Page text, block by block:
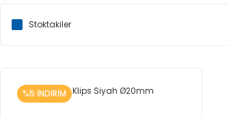
Stoktakiler
%5 İNDİRİM